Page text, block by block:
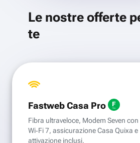
Le nostre offerte
te
Fastweb Casa Pro
Fibra ultraveloce, Modem Seven con
Wi‑Fi 7, assicurazione Casa Quixa e
attivazione inclusi.